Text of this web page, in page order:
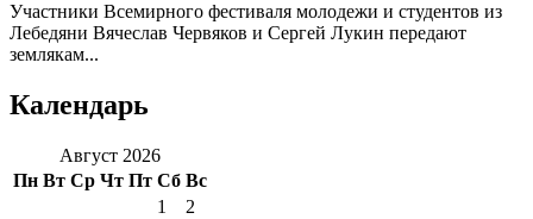
Участники Всемирного фестиваля молодежи и студентов из
Лебедяни Вячеслав Червяков и Сергей Лукин передают
землякам...
Календарь
Август 2026
Пн Вт Ср Чт Пт Сб Вс
1
2